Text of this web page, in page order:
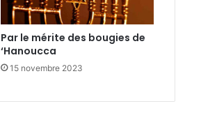
Par le mérite des bougies de
‘Hanoucca
15 novembre 2023